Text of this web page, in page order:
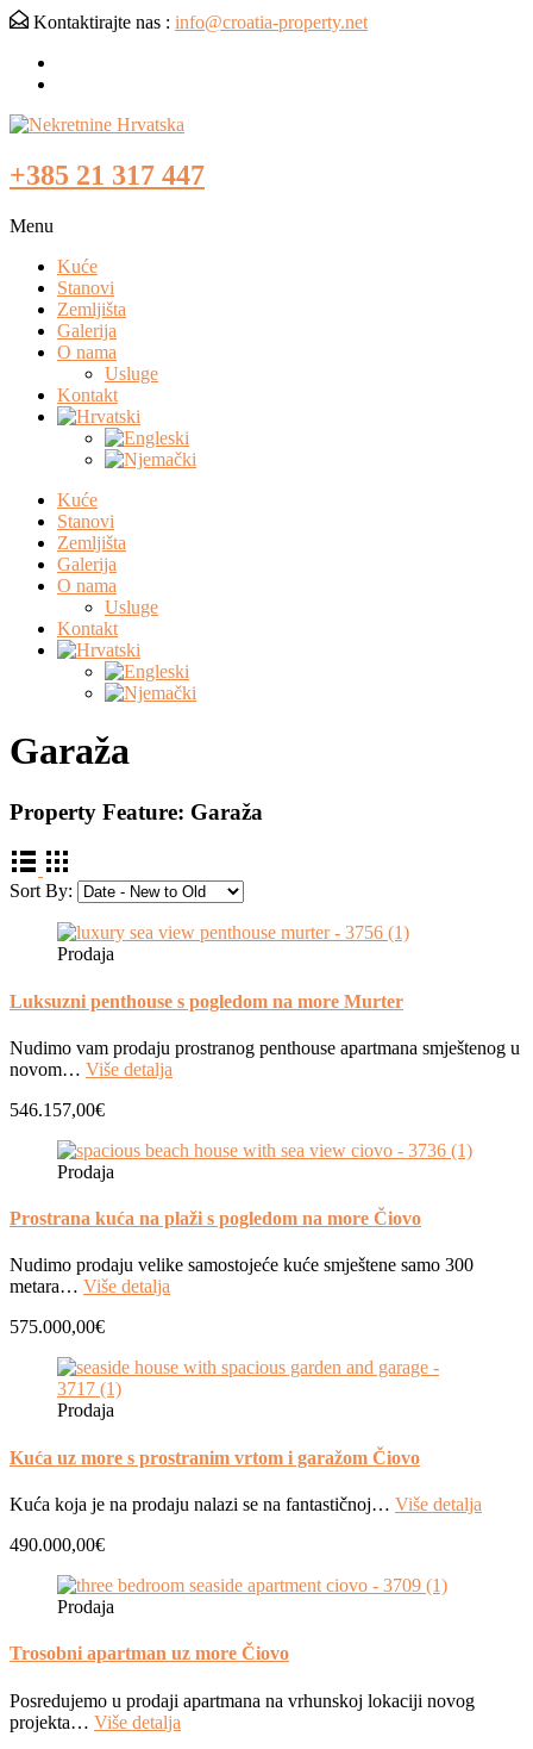
Kontaktirajte nas : info@croatia-property.net
+385 21 317 447
Menu
Kuće
Stanovi
Zemljišta
Galerija
O nama
Usluge
Kontakt
Kuće
Stanovi
Zemljišta
Galerija
O nama
Usluge
Kontakt
Garaža
Property Feature: Garaža
Sort By:
Prodaja
Luksuzni penthouse s pogledom na more Murter
Nudimo vam prodaju prostranog penthouse apartmana smještenog u
novom… Više detalja
546.157,00€
Prodaja
Prostrana kuća na plaži s pogledom na more Čiovo
Nudimo prodaju velike samostojeće kuće smještene samo 300
metara… Više detalja
575.000,00€
Prodaja
Kuća uz more s prostranim vrtom i garažom Čiovo
Kuća koja je na prodaju nalazi se na fantastičnoj… Više detalja
490.000,00€
Prodaja
Trosobni apartman uz more Čiovo
Posredujemo u prodaji apartmana na vrhunskoj lokaciji novog
projekta… Više detalja